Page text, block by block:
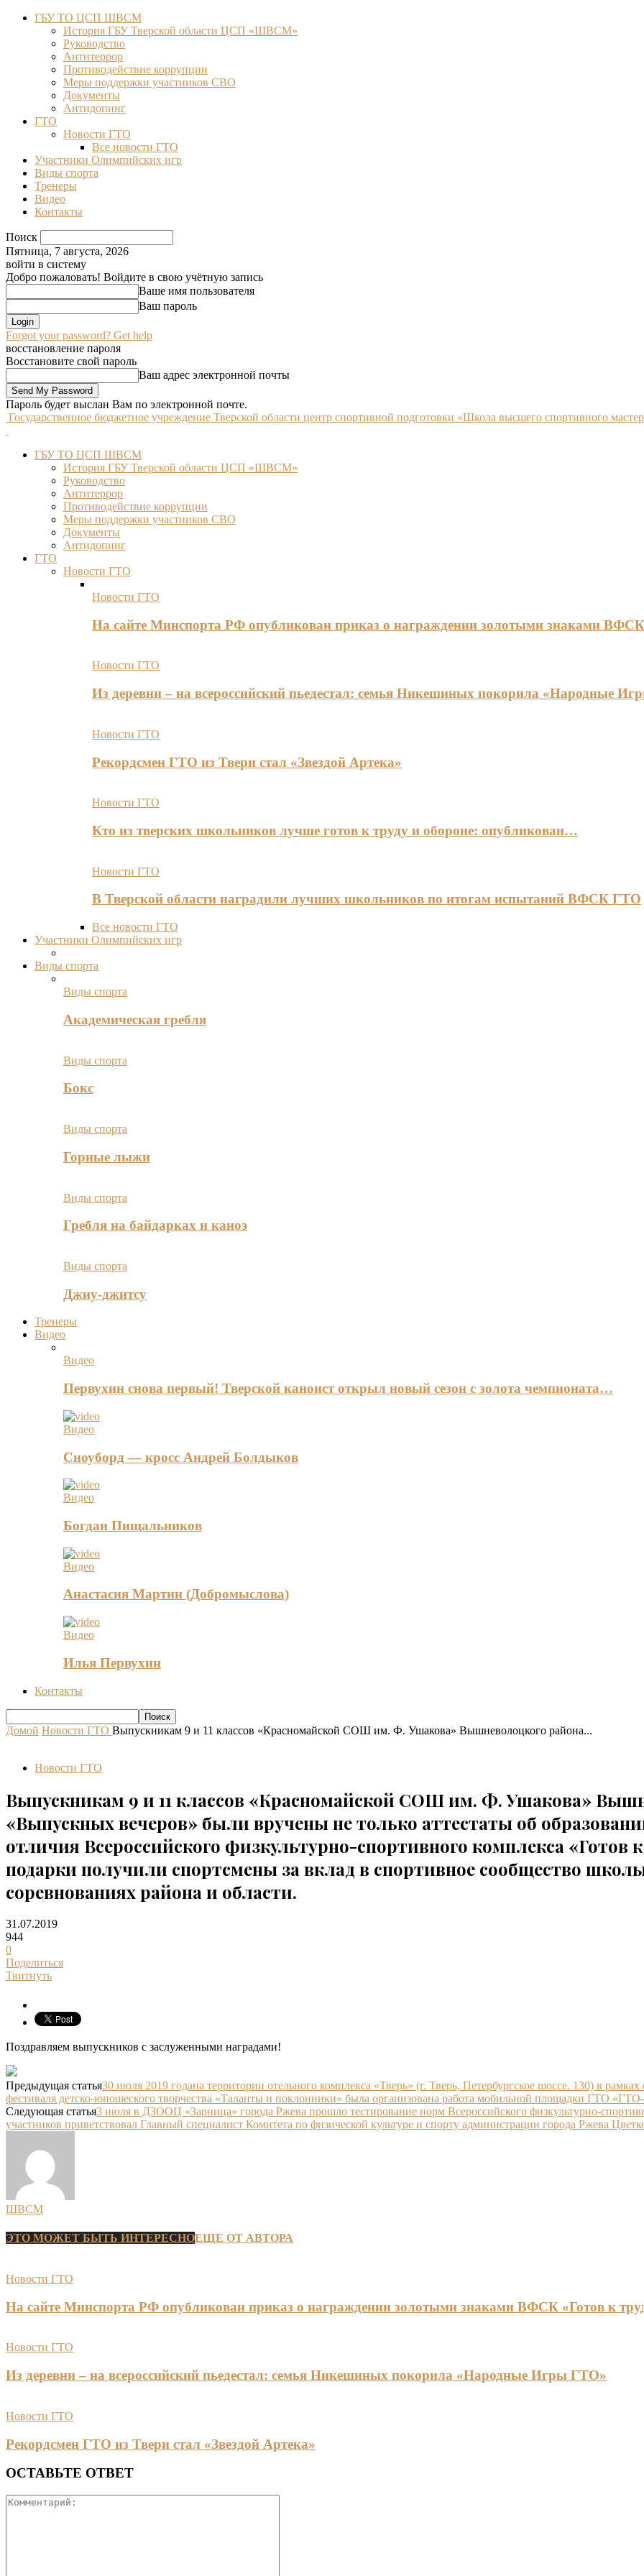
ГБУ ТО ЦСП ШВСМ
История ГБУ Тверской области ЦСП «ШВСМ»
Руководство
Антитеррор
Противодействие коррупции
Меры поддержки участников СВО
Документы
Антидопинг
ГТО
Новости ГТО
Все новости ГТО
Участники Олимпийских игр
Виды спорта
Тренеры
Видео
Контакты
Поиск
Пятница, 7 августа, 2026
войти в систему
Добро пожаловать! Войдите в свою учётную запись
Ваше имя пользователя
Ваш пароль
Forgot your password? Get help
восстановление пароля
Восстановите свой пароль
Ваш адрес электронной почты
Пароль будет выслан Вам по электронной почте.
Государственное бюджетное учреждение Тверской области центр спортивной подготовки «Школа высшего спортивного
ГБУ ТО ЦСП ШВСМ
История ГБУ Тверской области ЦСП «ШВСМ»
Руководство
Антитеррор
Противодействие коррупции
Меры поддержки участников СВО
Документы
Антидопинг
ГТО
Новости ГТО
Новости ГТО
На сайте Минспорта РФ опубликован приказ о награждении золотыми знаками
Новости ГТО
Из деревни – на всероссийский пьедестал: семья Никешиных покорила «Народные
Новости ГТО
Рекордсмен ГТО из Твери стал «Звездой Артека»
Новости ГТО
Кто из тверских школьников лучше готов к труду и обороне: опубликован…
Новости ГТО
В Тверской области наградили лучших школьников по итогам испытаний ВФСК ГТО
Все новости ГТО
Участники Олимпийских игр
Виды спорта
Виды спорта
Академическая гребля
Виды спорта
Бокс
Виды спорта
Горные лыжи
Виды спорта
Гребля на байдарках и каноэ
Виды спорта
Джиу-джитсу
Тренеры
Видео
Видео
Первухин снова первый! Тверской каноист открыл новый сезон с золота чемпионата…
Видео
Сноуборд — кросс Андрей Болдыков
Видео
Богдан Пищальников
Видео
Анастасия Мартин (Добромыслова)
Видео
Илья Первухин
Контакты
Домой Новости ГТО Выпускникам 9 и 11 классов «Красномайской СОШ им. Ф. Ушакова» Вышневолоцкого района...
Новости ГТО
Выпускникам 9 и 11 классов «Красномайской СОШ им. Ф. Ушакова»
«Выпускных вечеров» были вручены не только аттестаты об
отличия Всероссийского физкультурно-спортивного комплекса «Готов
подарки получили спортсмены за вклад в спортивное сообщество
соревнованиях района и области.
31.07.2019
944
0
Поделиться
Твитнуть
Поздравляем выпускников с заслуженными наградами!
Предыдущая статья30 июля 2019 годана территории отельного комплекса «Тверь» (г. Тверь, Петербургское шоссе. 130) в
фестиваля детско-юношеского творчества «Таланты и поклонники» была организована работа мобильной площадки ГТО
Следующая статья3 июля в ДЗООЦ «Зарница» города Ржева прошло тестирование норм Всероссийского физкультурно-
участников приветствовал Главный специалист Комитета по физической культуре и спорту администрации города Ржева
ШВСМ
ЭТО МОЖЕТ БЫТЬ ИНТЕРЕСНОЕЩЕ ОТ АВТОРА
Новости ГТО
На сайте Минспорта РФ опубликован приказ о награждении золотыми знаками ВФСК «Готов к
Новости ГТО
Из деревни – на всероссийский пьедестал: семья Никешиных покорила «Народные Игры ГТО»
Новости ГТО
Рекордсмен ГТО из Твери стал «Звездой Артека»
ОСТАВЬТЕ ОТВЕТ